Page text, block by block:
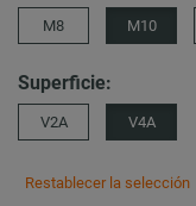
M8 M10
Superficie:
V2A V4A
Restablecer la selección